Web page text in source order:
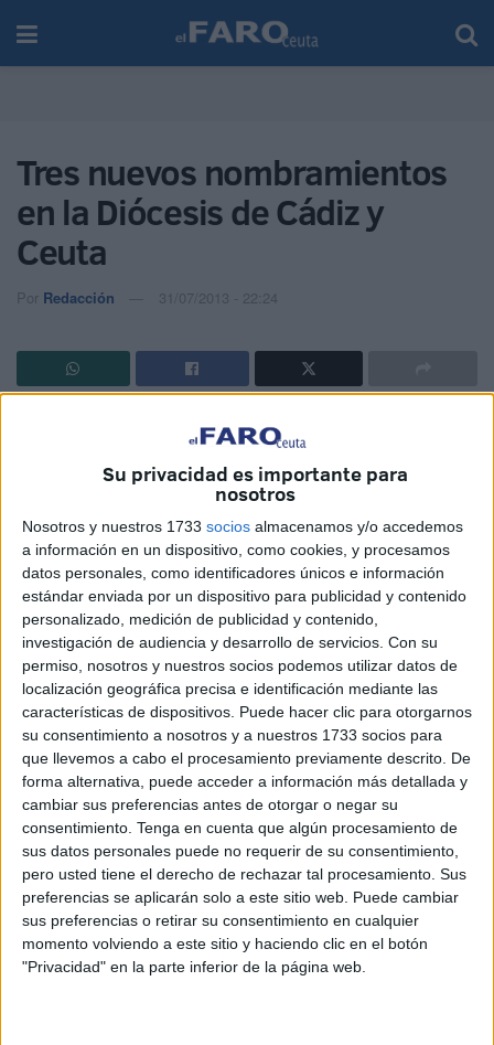
Su privacidad es importante para
nosotros
Nosotros y nuestros 1733 socios almacenamos y/o accedemos
a información en un dispositivo, como cookies, y procesamos
datos personales, como identificadores únicos e información
estándar enviada por un dispositivo para publicidad y contenido
personalizado, medición de publicidad y contenido,
investigación de audiencia y desarrollo de servicios. Con su
permiso, nosotros y nuestros socios podemos utilizar datos de
localización geográfica precisa e identificación mediante las
características de dispositivos. Puede hacer clic para otorgarnos
su consentimiento a nosotros y a nuestros 1733 socios para
que llevemos a cabo el procesamiento previamente descrito. De
forma alternativa, puede acceder a información más detallada y
cambiar sus preferencias antes de otorgar o negar su
consentimiento. Tenga en cuenta que algún procesamiento de
sus datos personales puede no requerir de su consentimiento,
pero usted tiene el derecho de rechazar tal procesamiento. Sus
preferencias se aplicarán solo a este sitio web. Puede cambiar
sus preferencias o retirar su consentimiento en cualquier
momento volviendo a este sitio y haciendo clic en el botón
"Privacidad" en la parte inferior de la página web.
Tres nuevos nombramientos
en la Diócesis de Cádiz y
Ceuta
Por Redacción 31/07/2013 - 22:24
En la mañana de ayer, el Obispo diocesano, monseñor
Rafael Zornoza Boy, ha hecho públicos los siguientes
nombramientos relativos a la ciudad autónoma: Juan
Antonio Martín Barrera, como asesor espiritual del
Movimiento Carismático en la Diócesis de Cádiz y Ceuta;
Ignacio Fernández de Navarrete Bedoya, como vicario
parroquial de Santa María de África de Ceuta; y Miguel
Tenorio Tenorio, capellán del Centro Penitenciario de
Ceuta. Además, se hicieron otros nombramientos
enmarcados en esta Diócesis como son José Manuel
Daza Tello, párroco de San Antonio de Padua de Chiclana
de la Frontera; y Ricardo Jiménez Merlo, rector del
Seminario Diocesano de San Bartolomé, entre otros títulos
otorgados.
RelatedPosts
Ceuta necesita unidad para afrontar una
situación que no puede sostenerse sola